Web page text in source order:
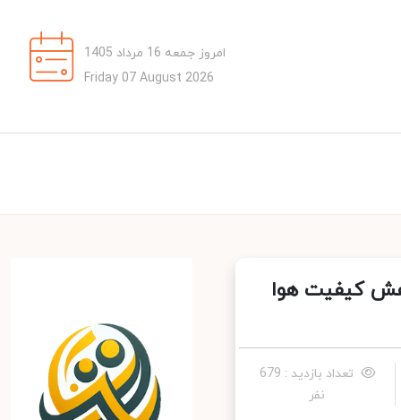
امروز جمعه 16 مرداد 1405
Friday 07 August 2026
کیفیت هوا
تعداد بازدید : 679
نفر